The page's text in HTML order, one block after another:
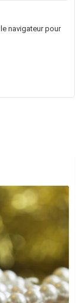
navigateur pour